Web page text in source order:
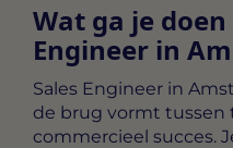
Wat ga je doen
Engineer in
Sales Engineer in
de brug vormt tussen
commercieel succes.